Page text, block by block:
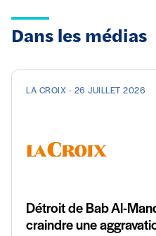
Dans les médias
LA CROIX - 26 JUILLET 2026
Détroit de Bab Al-
craindre une